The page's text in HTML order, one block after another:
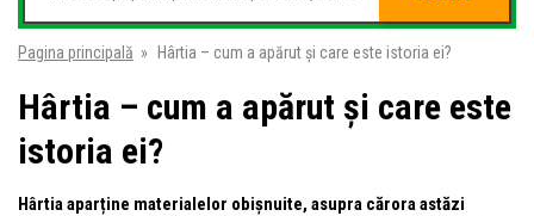
Pagina principală » Hârtia – cum a apărut și care este istoria ei?
Hârtia – cum a apărut și care este
istoria ei?
Hârtia aparține materialelor obișnuite, asupra cărora astăzi